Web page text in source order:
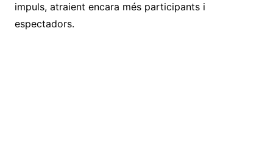
impuls, atraient encara més participants i
espectadors.